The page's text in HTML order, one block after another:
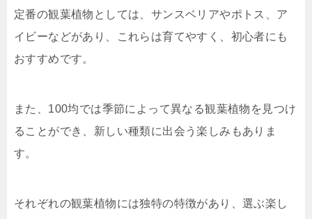
定番の観葉植物としては、サンスベリアやポトス、ア
イビーなどがあり、これらは育てやすく、初心者にも
おすすめです。
また、100均では季節によって異なる観葉植物を見つけ
ることができ、新しい種類に出会う楽しみもありま
す。
それぞれの観葉植物には独特の特徴があり、選ぶ楽し